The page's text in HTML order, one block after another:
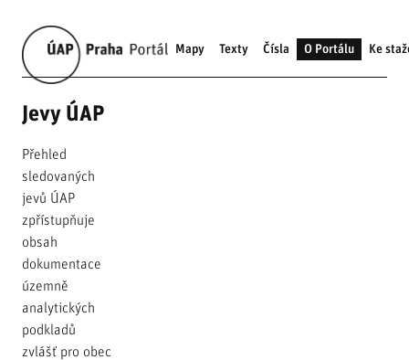
Mapy Texty Čísla O Portálu Ke
Jevy ÚAP
Přehled
sledovaných
jevů ÚAP
zpřístupňuje
obsah
dokumentace
územně
analytických
podkladů
zvlášť pro obec